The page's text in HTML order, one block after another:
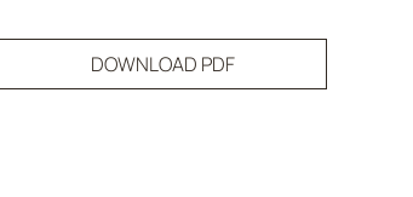
DOWNLOAD PDF